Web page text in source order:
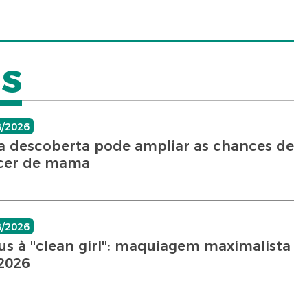
2026
descoberta pode ampliar as chances
de mama
2026
à ''clean girl'': maquiagem